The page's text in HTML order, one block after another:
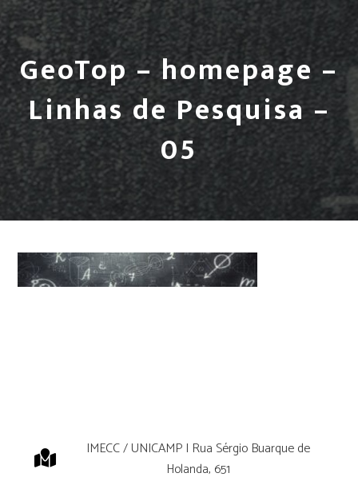
GeoTop – homepage –
Linhas de Pesquisa –
05
IMECC / UNICAMP | Rua Sérgio Buarque de
Holanda, 651